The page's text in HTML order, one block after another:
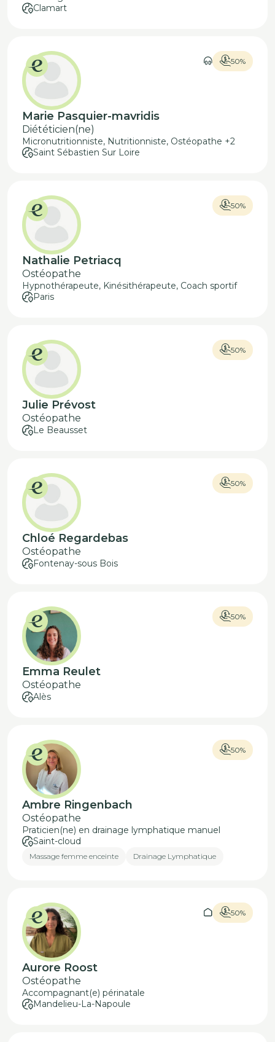
Clamart
50%
Marie Pasquier-mavridis
Diététicien(ne)
Micronutritionniste, Nutritionniste, Ostéopathe +2
Saint Sébastien Sur Loire
50%
Nathalie Petriacq
Ostéopathe
Hypnothérapeute, Kinésithérapeute, Coach sportif
Paris
50%
Julie Prévost
Ostéopathe
Le Beausset
50%
Chloé Regardebas
Ostéopathe
Fontenay-sous Bois
50%
Emma Reulet
Ostéopathe
Alès
50%
Ambre Ringenbach
Ostéopathe
Praticien(ne) en drainage lymphatique manuel
Saint-cloud
Massage femme enceinte Drainage Lymphatique
50%
Aurore Roost
Ostéopathe
Accompagnant(e) périnatale
Mandelieu-La-Napoule